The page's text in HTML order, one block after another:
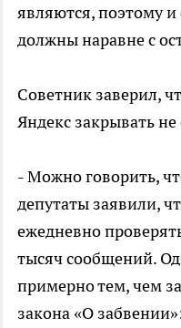
являются, поэтому и
должны наравне с
Советник заверил,
Яндекс закрывать не
- Можно говорить,
депутаты заявили,
ежедневно
тысяч сообщений.
примерно тем, чем
закона «О